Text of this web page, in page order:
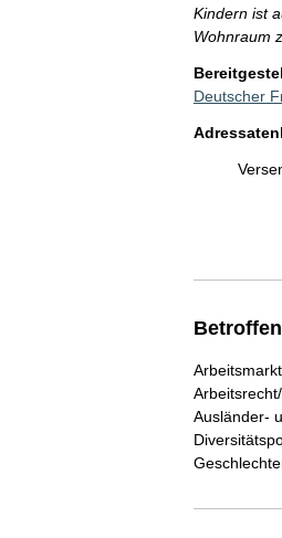
Kindern ist
Wohnraum
Deutscher
Arbeitsmarkt
Ausländer-